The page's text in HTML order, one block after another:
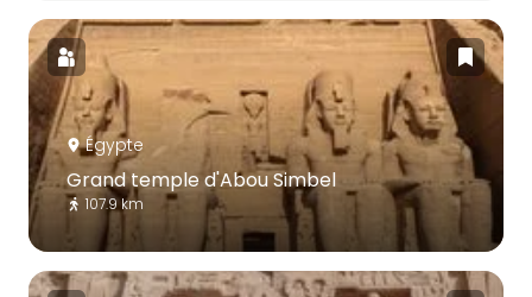
Égypte
Grand temple d'Abou Simbel
107.9 km